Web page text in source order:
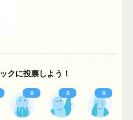
クに投票しよう！
0 0 0